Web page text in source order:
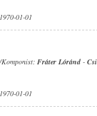
01-01
Komponist: Fráter Lóránd -
01-01